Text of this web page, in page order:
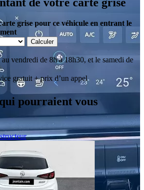
de votre carte grise
grise pour ce véhicule en entrant le
Calculer
vendredi de 8h à 18h30, et le samedi de
gratuit + prix d’un appel
qui pourraient vous